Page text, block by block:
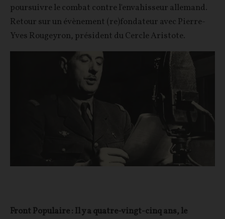
poursuivre le combat contre l'envahisseur allemand.
Retour sur un évènement (re)fondateur avec Pierre-
Yves Rougeyron, président du Cercle Aristote.
Front Populaire : Il y a quatre-vingt-cinq ans, le